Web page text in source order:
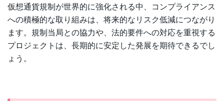
仮想通貨規制が世界的に強化される中、コンプライアンス
への積極的な取り組みは、将来的なリスク低減につながり
ます。規制当局との協力や、法的要件への対応を重視する
プロジェクトは、長期的に安定した発展を期待できるでし
ょう。